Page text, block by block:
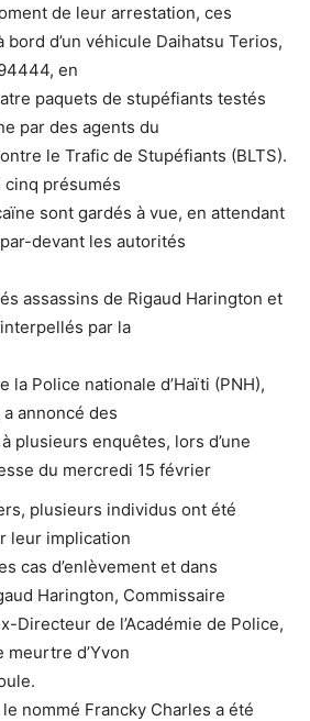
de leur arrestation, ces
d’un véhicule Daihatsu Terios,
en
paquets de stupéfiants testés
par des agents du
le Trafic de Stupéfiants (BLTS).
cinq présumés
sont gardés à vue, en attendant
devant les autorités
assassins de Rigaud Harington et
par la
la Police nationale d’Haïti (PNH),
annoncé des
plusieurs enquêtes, lors d’une
du mercredi 15 février
plusieurs individus ont été
leur implication
cas d’enlèvement et dans
Harington, Commissaire
Directeur de l’Académie de Police,
meurtre d’Yvon
nommé Francky Charles a été